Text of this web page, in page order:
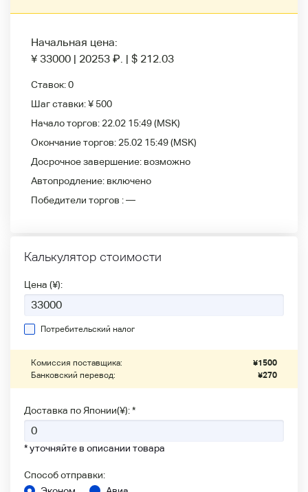
Начальная цена:
¥ 33000 | 20253 ₽ | $ 212.03
Ставок:0
Шаг ставки:¥ 500
Начало торгов: 22.02 15:49(MSK)
Окончание торгов: 25.02 15:49(MSK)
Досрочное завершение: возможно
Автопродление: включено
Победители
торгов :—
Калькулятор стоимости
Цена (¥):
Потребительский налог
Комиссия поставщика: ¥1500
Банковский перевод:
¥270
Доставка по Японии(¥): *
* уточняйте в описании товара
Способ отправки: